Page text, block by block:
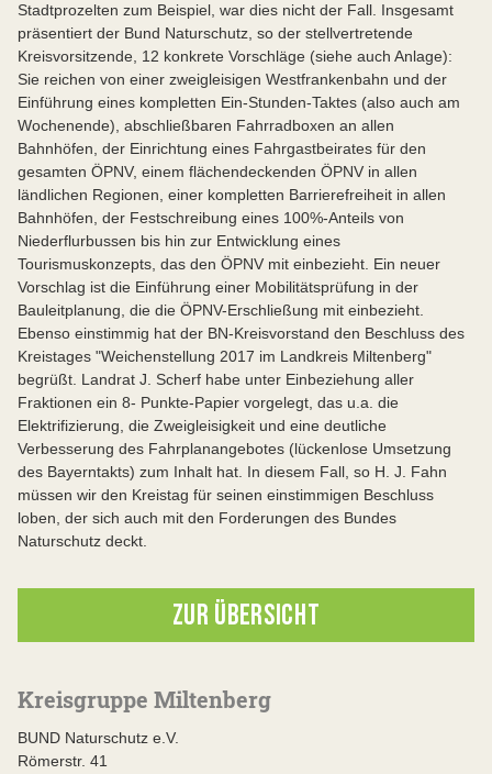
Stadtprozelten zum Beispiel, war dies nicht der Fall. Insgesamt
präsentiert der Bund Naturschutz, so der stellvertretende
Kreisvorsitzende, 12 konkrete Vorschläge (siehe auch Anlage):
Sie reichen von einer zweigleisigen Westfrankenbahn und der
Einführung eines kompletten Ein-Stunden-Taktes (also auch am
Wochenende), abschließbaren Fahrradboxen an allen
Bahnhöfen, der Einrichtung eines Fahrgastbeirates für den
gesamten ÖPNV, einem flächendeckenden ÖPNV in allen
ländlichen Regionen, einer kompletten Barrierefreiheit in allen
Bahnhöfen, der Festschreibung eines 100%-Anteils von
Niederflurbussen bis hin zur Entwicklung eines
Tourismuskonzepts, das den ÖPNV mit einbezieht. Ein neuer
Vorschlag ist die Einführung einer Mobilitätsprüfung in der
Bauleitplanung, die die ÖPNV-Erschließung mit einbezieht.
Ebenso einstimmig hat der BN-Kreisvorstand den Beschluss des
Kreistages "Weichenstellung 2017 im Landkreis Miltenberg"
begrüßt. Landrat J. Scherf habe unter Einbeziehung aller
Fraktionen ein 8- Punkte-Papier vorgelegt, das u.a. die
Elektrifizierung, die Zweigleisigkeit und eine deutliche
Verbesserung des Fahrplanangebotes (lückenlose Umsetzung
des Bayerntakts) zum Inhalt hat. In diesem Fall, so H. J. Fahn
müssen wir den Kreistag für seinen einstimmigen Beschluss
loben, der sich auch mit den Forderungen des Bundes
Naturschutz deckt.
ZUR ÜBERSICHT
Kreisgruppe Miltenberg
BUND Naturschutz e.V.
Römerstr. 41